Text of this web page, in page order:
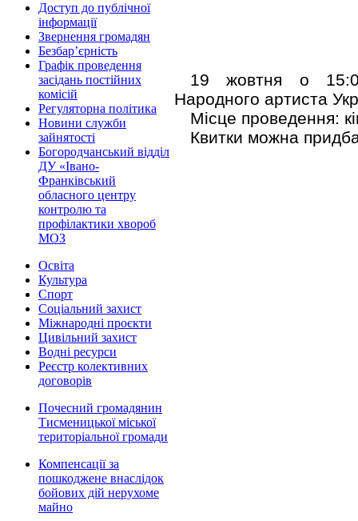
Доступ до публічної
інформації
Звернення громадян
Безбар’єрність
Графік проведення
засідань постійних
комісій
Регуляторна політика
Новини служби
зайнятості
Богородчанський відділ
ДУ «Івано-
Франківський
обласного центру
контролю та
профілактики хвороб
МОЗ
Освіта
Культура
Спорт
Соціальний захист
Міжнародні проєкти
Цивільний захист
Водні ресурси
Реєстр колективних
договорів
Почесний громадянин
Тисменицької міської
територіальної громади
Компенсації за
пошкоджене внаслідок
бойових дій нерухоме
майно
19 жовтня о
Народного артиста
Місце проведення:
Квитки можна